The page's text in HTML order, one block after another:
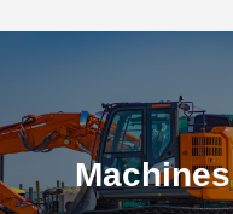
Machines